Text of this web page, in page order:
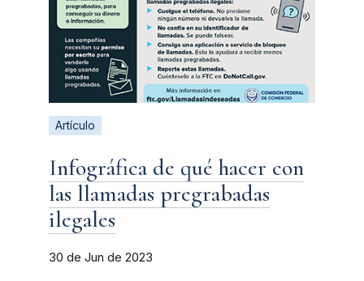
Artículo
Infográfica de qué hacer con
las llamadas pregrabadas
ilegales
30 de Jun de 2023